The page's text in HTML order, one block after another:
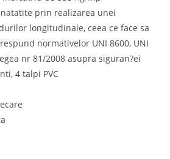
prin realizarea unei
longitudinale, ceea ce face sa
normativelor UNI 8600, UNI
nr 81/2008 asupra siguran?ei
4 talpi PVC